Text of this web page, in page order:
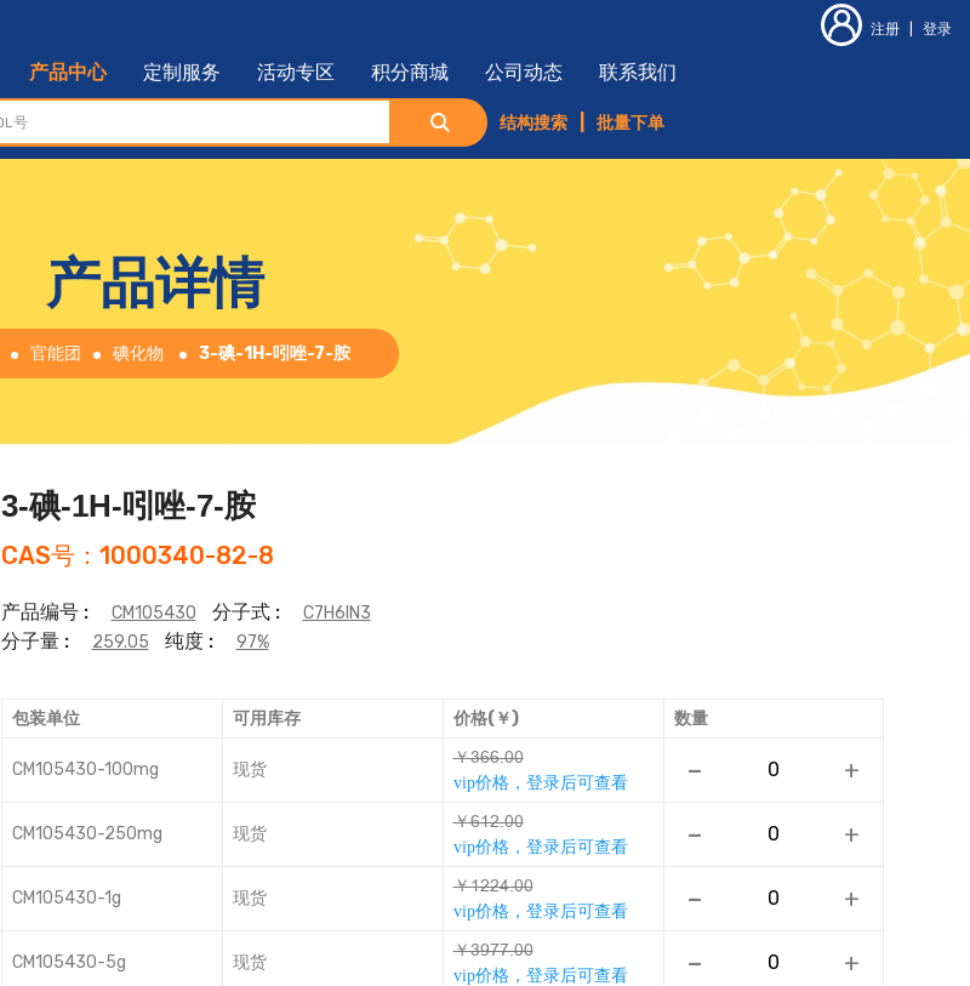
注册 登录
产品中心 定制服务 活动专区 积分商城 公司动态 联系我们
结构搜索 批量下单
产品详情
官能团 碘化物 3-碘-1H-吲唑-7-胺
3-碘-1H-吲唑-7-胺
CAS号：1000340-82-8
产品编号 : CM105430 分子式 : C7H6IN3
分子量 : 259.05 纯度 : 97%
包装单位 可用库存 价格(￥) 数量
CM105430-100mg 现货
￥ưźźǵǊǊ
vip价格，登录后可查看
- +
CM105430-250mg 现货
￥źĽȎǵǊǊ
vip价格，登录后可查看
- +
CM105430-1g 现货
￥ĽȎȎŢǵǊǊ
vip价格，登录后可查看
- +
CM105430-5g 现货
￥ưȀƞƞǵǊǊ
vip价格，登录后可查看
- +